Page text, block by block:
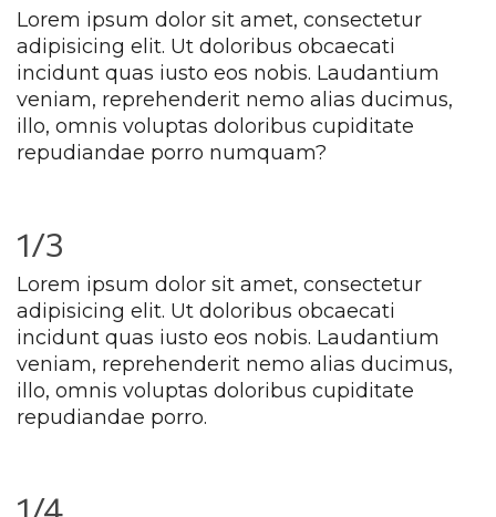
Lorem ipsum dolor sit amet, consectetur
adipisicing elit. Ut doloribus obcaecati
incidunt quas iusto eos nobis. Laudantium
veniam, reprehenderit nemo alias ducimus,
illo, omnis voluptas doloribus cupiditate
repudiandae porro numquam?
1/3
Lorem ipsum dolor sit amet, consectetur
adipisicing elit. Ut doloribus obcaecati
incidunt quas iusto eos nobis. Laudantium
veniam, reprehenderit nemo alias ducimus,
illo, omnis voluptas doloribus cupiditate
repudiandae porro.
1/4